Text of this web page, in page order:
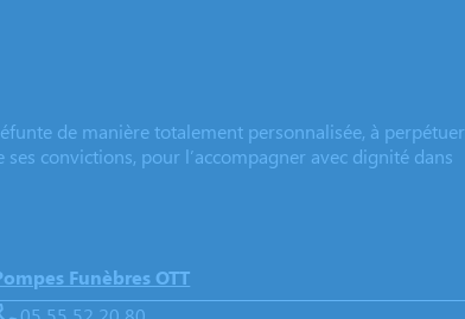
de manière totalement personnalisée, à perpétuer
ses convictions, pour l’accompagner avec dignité dans
Funèbres OTT